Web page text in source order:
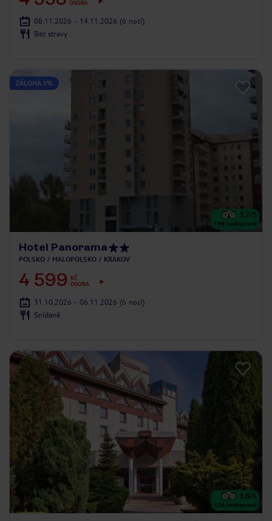
OSOBA
08.11.2026 - 14.11.2026 (6 nocí)
Bez stravy
ZÁLOHA 5%
3.7/5
109 hodnocení
Hotel Panorama
POLSKO MALOPOLSKO KRAKOV
4 599
KČ
OSOBA
31.10.2026 - 06.11.2026 (6 nocí)
Snídaně
3.8/5
428 hodnocení